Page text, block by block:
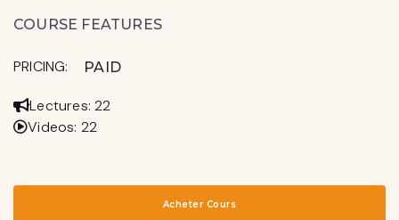
COURSE FEATURES
PRICING: PAID
Lectures: 22
Videos: 22
Acheter Cours